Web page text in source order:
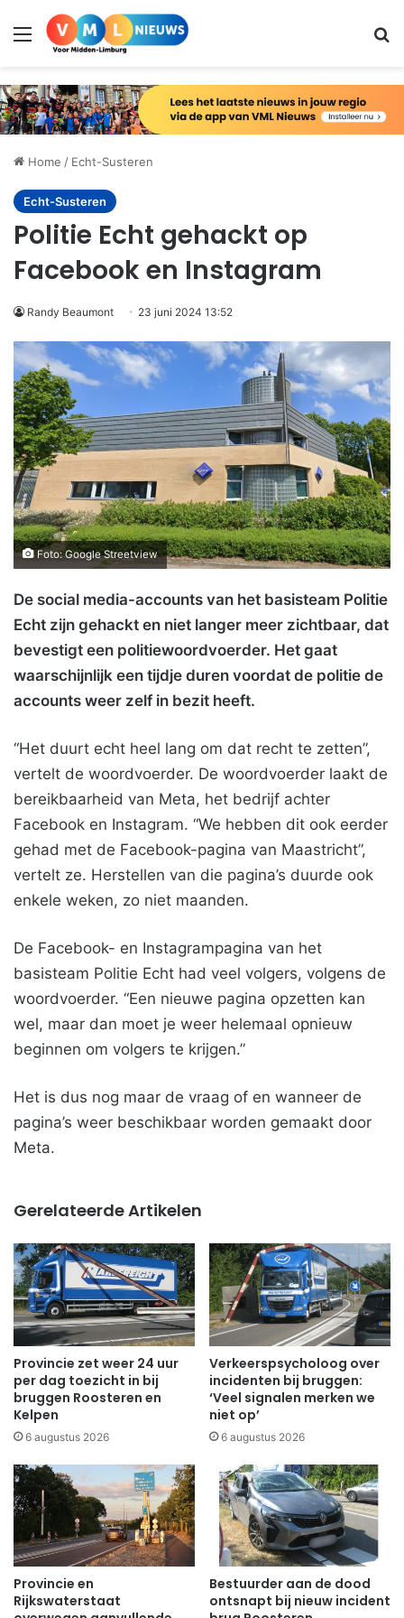
Menu
Home / Echt-Susteren
Echt-Susteren
Politie Echt gehackt op
Facebook en Instagram
Randy Beaumont 23 juni 2024 13:52
Foto: Google Streetview
De social media-accounts van het basisteam Politie
Echt zijn gehackt en niet langer meer zichtbaar, dat
bevestigt een politiewoordvoerder. Het gaat
waarschijnlijk een tijdje duren voordat de politie de
accounts weer zelf in bezit heeft.
“Het duurt echt heel lang om dat recht te zetten”,
vertelt de woordvoerder. De woordvoerder laakt de
bereikbaarheid van Meta, het bedrijf achter
Facebook en Instagram. “We hebben dit ook eerder
gehad met de Facebook-pagina van Maastricht”,
vertelt ze. Herstellen van die pagina’s duurde ook
enkele weken, zo niet maanden.
De Facebook- en Instagrampagina van het
basisteam Politie Echt had veel volgers, volgens de
woordvoerder. “Een nieuwe pagina opzetten kan
wel, maar dan moet je weer helemaal opnieuw
beginnen om volgers te krijgen.”
Het is dus nog maar de vraag of en wanneer de
pagina’s weer beschikbaar worden gemaakt door
Meta.
Gerelateerde Artikelen
Provincie zet weer 24 uur
per dag toezicht in bij
bruggen Roosteren en
Kelpen
6 augustus 2026
Verkeerspsycholoog over
incidenten bij bruggen:
‘Veel signalen merken we
niet op’
6 augustus 2026
Provincie en
Rijkswaterstaat
Bestuurder aan de dood
ontsnapt bij nieuw incident